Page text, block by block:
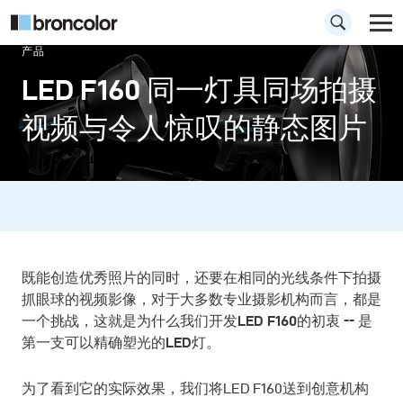
产品
LED F160 同一灯具同场拍摄
视频与令人惊叹的静态图片
既能创造优秀照片的同时，还要在相同的光线条件下拍摄
抓眼球的视频影像，对于大多数专业摄影机构而言，都是
一个挑战，这就是为什么我们开发LED F160的初衷 -- 是
第一支可以精确塑光的LED灯。
为了看到它的实际效果，我们将LED F160送到创意机构